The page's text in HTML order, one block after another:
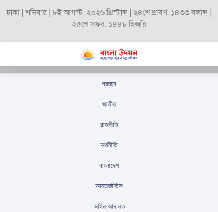
ঢাকা | শনিবার | ৮ই আগস্ট, ২০২৬ খ্রিস্টাব্দ | ২৪শে শ্রাবণ, ১৪৩৩ বঙ্গাব্দ |
২৫শে সফর, ১৪৪৮ হিজরি
প্রচ্ছদ
জাতীয়
রাজনীতি
অর্থনীতি
বাংলাদেশ
আন্তর্জাতিক
আইন আদালত
গুলশানে ফ্ল্যাটের মালিক
টিউলিপ সিদ্দিকের বিরুদ্ধে
দুর্নীতি মামলার বিস্তারিত
প্রকাশিতঃসেপ্টেম্বর ২২, ২০২৫